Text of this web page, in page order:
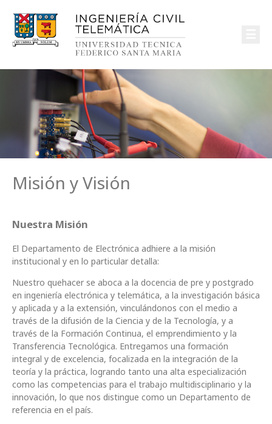
Misión y Visión
Nuestra Misión
El Departamento de Electrónica adhiere a la misión
institucional y en lo particular detalla:
Nuestro quehacer se aboca a la docencia de pre y postgrado
en ingeniería electrónica y telemática, a la investigación básica
y aplicada y a la extensión, vinculándonos con el medio a
través de la difusión de la Ciencia y de la Tecnología, y a
través de la Formación Continua, el emprendimiento y la
Transferencia Tecnológica. Entregamos una formación
integral y de excelencia, focalizada en la integración de la
teoría y la práctica, logrando tanto una alta especialización
como las competencias para el trabajo multidisciplinario y la
innovación, lo que nos distingue como un Departamento de
referencia en el país.